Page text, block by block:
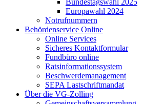
Bundestagswahl 2025
Europawahl 2024
Notrufnummern
Behördenservice Online
Online Services
Sicheres Kontaktformular
Fundbüro online
Ratsinformationssystem
Beschwerdemanagement
SEPA Lastschriftmandat
Über die VG-Zolling